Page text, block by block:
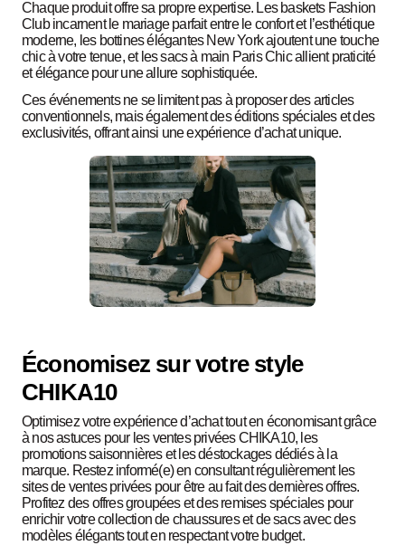
Chaque produit offre sa propre expertise. Les baskets Fashion
Club incarnent le mariage parfait entre le confort et l’esthétique
moderne, les bottines élégantes New York ajoutent une touche
chic à votre tenue, et les sacs à main Paris Chic allient praticité
et élégance pour une allure sophistiquée.
Ces événements ne se limitent pas à proposer des articles
conventionnels, mais également des éditions spéciales et des
exclusivités, offrant ainsi une expérience d’achat unique.
Économisez sur votre style
CHIKA10
Optimisez votre expérience d’achat tout en économisant grâce
à nos astuces pour les ventes privées CHIKA10, les
promotions saisonnières et les déstockages dédiés à la
marque. Restez informé(e) en consultant régulièrement les
sites de ventes privées pour être au fait des dernières offres.
Profitez des offres groupées et des remises spéciales pour
enrichir votre collection de chaussures et de sacs avec des
modèles élégants tout en respectant votre budget.